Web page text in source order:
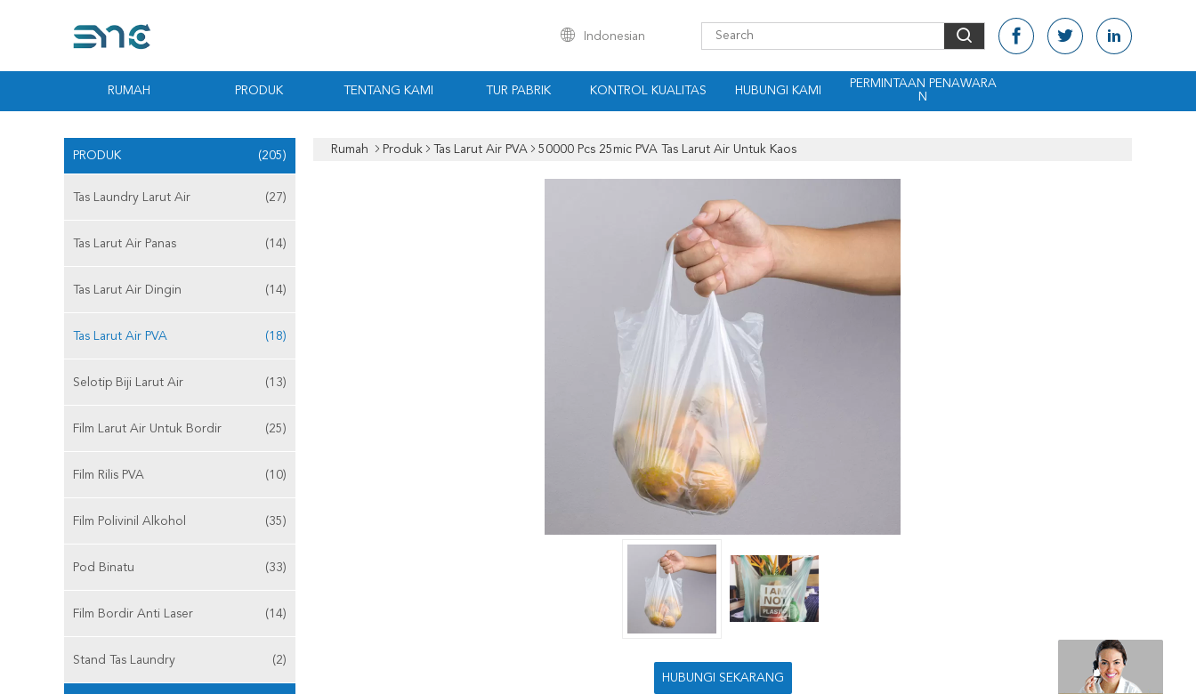
Indonesian
RUMAH PRODUK TENTANG KAMI TUR PABRIK KONTROL KUALITAS HUBUNGI KAMI
PERMINTAAN PENAWARA
N
PRODUK (205)
Tas Laundry Larut Air (27)
Tas Larut Air Panas (14)
Tas Larut Air Dingin (14)
Tas Larut Air PVA (18)
Selotip Biji Larut Air (13)
Film Larut Air Untuk Bordir (25)
Film Rilis PVA (10)
Film Polivinil Alkohol (35)
Pod Binatu (33)
Film Bordir Anti Laser (14)
Stand Tas Laundry (2)
Rumah Produk Tas Larut Air PVA 50000 Pcs 25mic PVA Tas Larut Air Untuk Kaos
HUBUNGI SEKARANG